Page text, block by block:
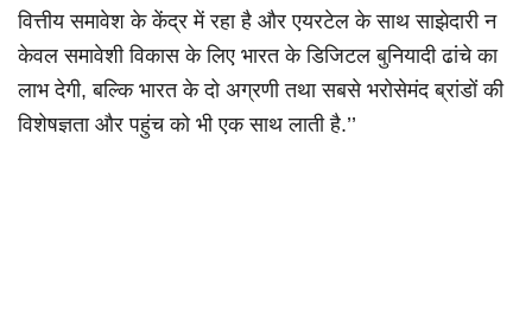
वित्तीय समावेश के केंद्र में रहा है और एयरटेल के साथ साझेदारी न
केवल समावेशी विकास के लिए भारत के डिजिटल बुनियादी ढांचे का
लाभ देगी, बल्कि भारत के दो अग्रणी तथा सबसे भरोसेमंद ब्रांडों की
विशेषज्ञता और पहुंच को भी एक साथ लाती है.’’